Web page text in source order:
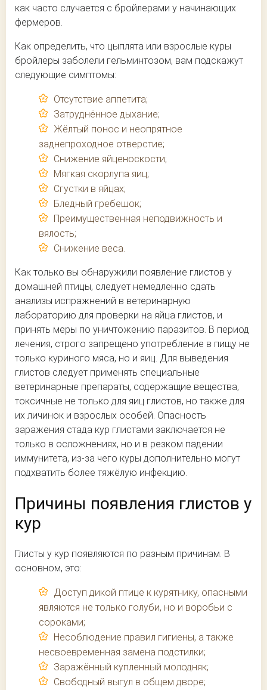
как часто случается с бройлерами у начинающих
фермеров.
Как определить, что цыплята или взрослые куры
бройлеры заболели гельминтозом, вам подскажут
следующие симптомы:
Отсутствие аппетита;
Затруднённое дыхание;
Жёлтый понос и неопрятное
заднепроходное отверстие;
Снижение яйценоскости;
Мягкая скорлупа яиц;
Сгустки в яйцах;
Бледный гребешок;
Преимущественная неподвижность и
вялость;
Снижение веса.
Как только вы обнаружили появление глистов у
домашней птицы, следует немедленно сдать
анализы испражнений в ветеринарную
лабораторию для проверки на яйца глистов, и
принять меры по уничтожению паразитов. В период
лечения, строго запрещено употребление в пищу не
только куриного мяса, но и яиц. Для выведения
глистов следует применять специальные
ветеринарные препараты, содержащие вещества,
токсичные не только для яиц глистов, но также для
их личинок и взрослых особей. Опасность
заражения стада кур глистами заключается не
только в осложнениях, но и в резком падении
иммунитета, из-за чего куры дополнительно могут
подхватить более тяжёлую инфекцию.
Причины появления глистов у
кур
Глисты у кур появляются по разным причинам. В
основном, это:
Доступ дикой птице к курятнику, опасными
являются не только голуби, но и воробьи с
сороками;
Несоблюдение правил гигиены, а также
несвоевременная замена подстилки;
Заражённый купленный молодняк;
Свободный выгул в общем дворе;